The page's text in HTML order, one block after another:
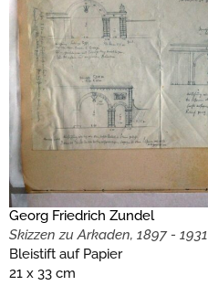
Georg Friedrich Zundel
Skizzen zu Arkaden, 1897 - 1931
Bleistift auf Papier
21 x 33 cm